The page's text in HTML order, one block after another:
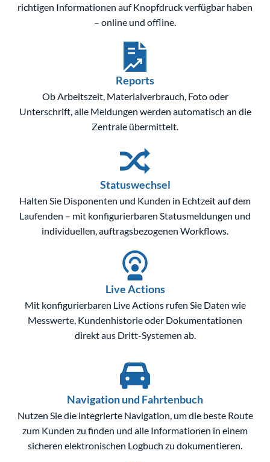
richtigen Informationen auf Knopfdruck verfügbar haben
– online und offline.
Reports
Ob Arbeitszeit, Materialverbrauch, Foto oder
Unterschrift, alle Meldungen werden automatisch an die
Zentrale übermittelt.
Statuswechsel
Halten Sie Disponenten und Kunden in Echtzeit auf dem
Laufenden – mit konfigurierbaren Statusmeldungen und
individuellen, auftragsbezogenen Workflows.
Live Actions
Mit konfigurierbaren Live Actions rufen Sie Daten wie
Messwerte, Kundenhistorie oder Dokumentationen
direkt aus Dritt-Systemen ab.
Navigation und Fahrtenbuch
Nutzen Sie die integrierte Navigation, um die beste Route
zum Kunden zu finden und alle Informationen in einem
sicheren elektronischen Logbuch zu dokumentieren.